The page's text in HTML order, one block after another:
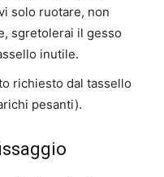
solo ruotare, non
sgretolerai il gesso
inutile.
richiesto dal tassello
pesanti).